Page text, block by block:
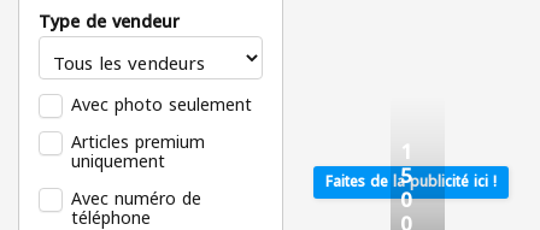
Type de vendeur
Avec photo seulement
Articles premium
uniquement
Avec numéro de
téléphone
Faites de la publicité ici !
2
0
1
5
0